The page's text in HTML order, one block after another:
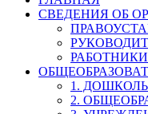
СВЕДЕНИЯ ОБ
1.
2.